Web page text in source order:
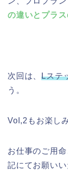
の違いとプラ
次回は、Lステ
う。
Vol,2もお楽し
お仕事のご用
記にてお願いい